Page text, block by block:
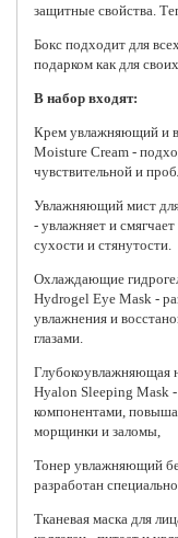
защитные свойства.
Бокс подходит для
подарком как для
В набор входят:
Крем увлажняющий и
Moisture Cream -
чувствительной и
Увлажняющий мист
- увлажняет и
сухости и стянутости.
Охлаждающие
Hydrogel Eye Mask -
увлажнения и
глазами.
Глубокоувлажняющая
Hyalon Sleeping Mask -
компонентами,
морщинки и заломы,
Тонер увлажняющий
разработан
Тканевая маска для